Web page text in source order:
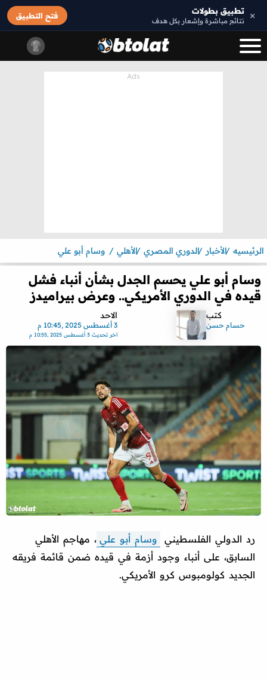
× تطبيق بطولات
نتائج مباشرة وإشعار بكل هدف
فتح التطبيق
الرئيسيه الأخبار الدوري المصري الأهلي وسام أبو علي
وسام أبو علي يحسم الجدل بشأن أنباء فشل
قيده في الدوري الأمريكي.. وعرض بيراميدز
كتب
حسام حسن
الاحد
3 أغسطس 2025 ,10:45 م
اخر تحديث3 أغسطس 2025 ,10:55 م
رد الدولي الفلسطيني وسام أبو علي ، مهاجم الأهلي
السابق، على أنباء وجود أزمة في قيده ضمن قائمة فريقه
الجديد كولومبوس كرو الأمريكي.